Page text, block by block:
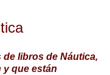
libros de Náutica,
que están